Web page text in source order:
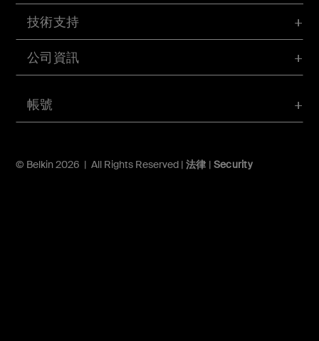
帳號
技術支持
公司資訊
© Belkin 2026 | All Rights Reserved | 法律 | Security